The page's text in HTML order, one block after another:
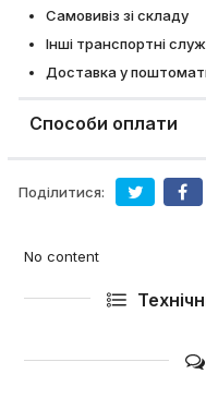
Самовивіз зі складу
Інші транспортні
Доставка у
Способи оплати
Поділитися:
No content